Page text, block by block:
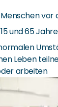
und 65
Leben
arbeiten